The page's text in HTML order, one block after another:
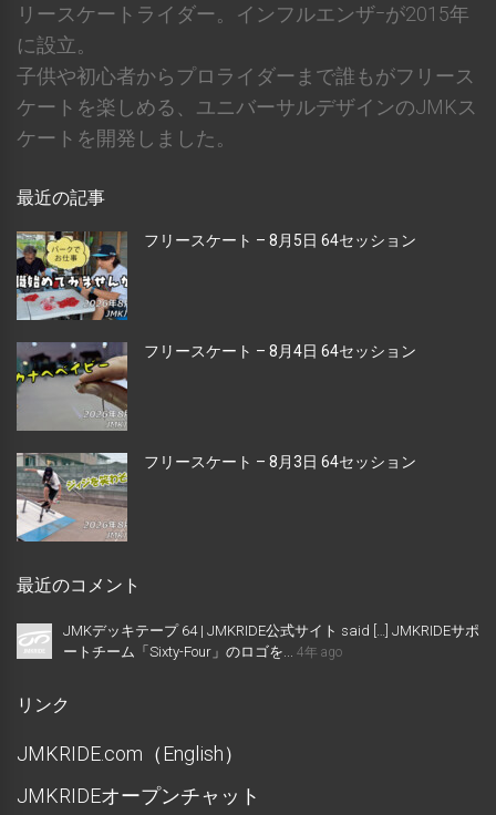
リースケートライダー。インフルエンザｰが2015年
に設立。
子供や初心者からプロライダーまで誰もがフリース
ケートを楽しめる、ユニバーサルデザインのJMKス
ケートを開発しました。
最近の記事
フリースケート – 8月5日 64セッション
フリースケート – 8月4日 64セッション
フリースケート – 8月3日 64セッション
最近のコメント
JMKデッキテープ 64 | JMKRIDE公式サイト said […] JMKRIDEサポ
ートチーム「Sixty-Four」のロゴを...
4年 ago
リンク
JMKRIDE.com（English）
JMKRIDEオープンチャット